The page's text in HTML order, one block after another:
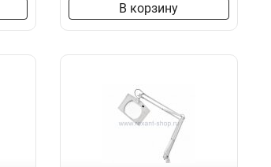
В корзину